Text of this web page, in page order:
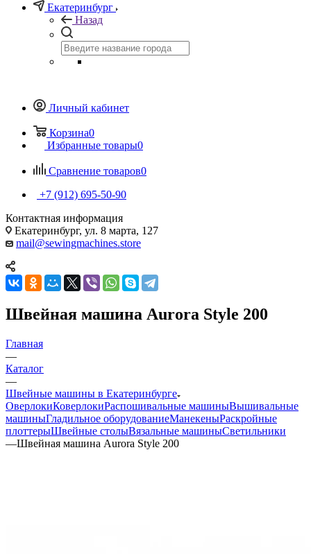
Екатеринбург
Назад
Личный кабинет
Корзина0
Избранные товары0
Сравнение товаров0
+7 (912) 695-50-90
Контактная информация
Екатеринбург, ул. 8 марта, 127
mail@sewingmachines.store
Швейная машина Aurora Style 200
Главная
—
Каталог
—
Швейные машины в Екатеринбурге
ОверлокиКоверлокиРаспошивальные машиныВышивальные
машиныГладильное оборудованиеМанекеныРаскройные
плоттерыШвейные столыВязальные машиныСветильники
—Швейная машина Aurora Style 200